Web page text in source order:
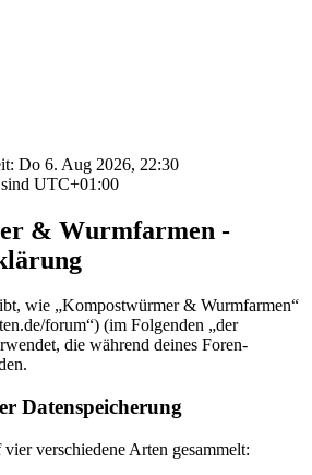
Do 6. Aug 2026, 22:30
UTC+01:00
& Wurmfarmen -
wie „Kompostwürmer & Wurmfarmen“
forum“) (im Folgenden „der
die während deines Foren-
Datenspeicherung
verschiedene Arten gesammelt: